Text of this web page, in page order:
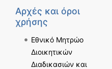
Αρχές και όροι
χρήσης
Εθνικό Μητρώο
Διοικητικών
Διαδικασιών και